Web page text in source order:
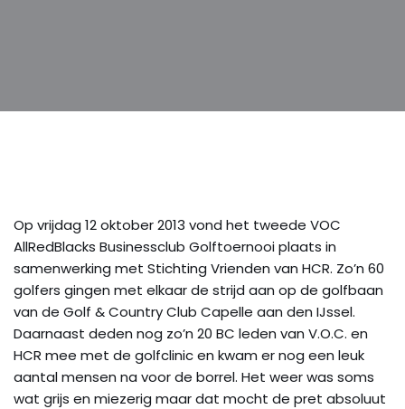
Op vrijdag 12 oktober 2013 vond het tweede VOC
AllRedBlacks Businessclub Golftoernooi plaats in
samenwerking met Stichting Vrienden van HCR. Zo’n 60
golfers gingen met elkaar de strijd aan op de golfbaan
van de Golf & Country Club Capelle aan den IJssel.
Daarnaast deden nog zo’n 20 BC leden van V.O.C. en
HCR mee met de golfclinic en kwam er nog een leuk
aantal mensen na voor de borrel. Het weer was soms
wat grijs en miezerig maar dat mocht de pret absoluut